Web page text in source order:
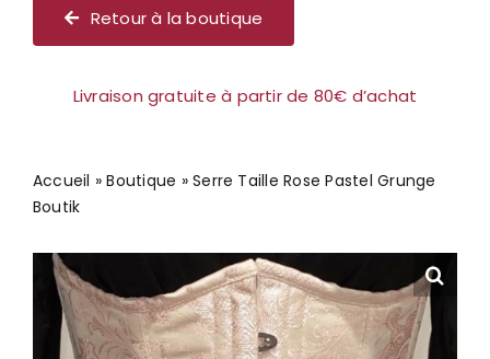
Retour à la boutique
Livraison gratuite à partir de 80€ d’achat
Accueil »Boutique »Serre Taille Rose Pastel Grunge
Boutik